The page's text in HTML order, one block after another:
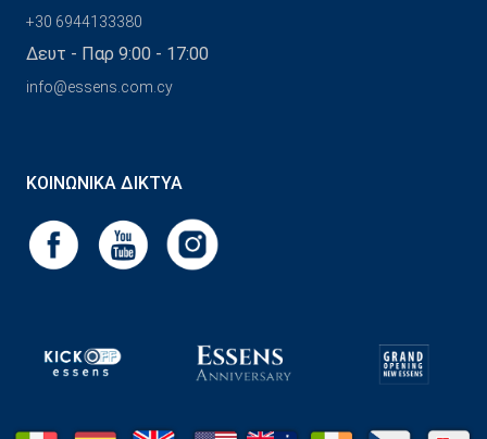
+30 6944133380
Δευτ - Παρ 9:00 - 17:00
info@essens.com.cy
ΚΟΙΝΩΝΙΚΆ ΔΊΚΤΥΑ